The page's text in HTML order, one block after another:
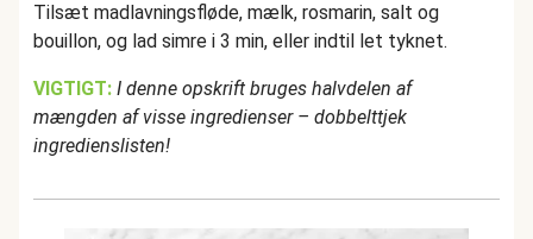
Tilsæt madlavningsfløde, mælk, rosmarin, salt og
bouillon, og lad simre i 3 min, eller indtil let tyknet.
VIGTIGT: I denne opskrift bruges halvdelen af
mængden af visse ingredienser – dobbelttjek
ingredienslisten!